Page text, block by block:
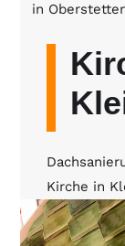
in
Kirche in